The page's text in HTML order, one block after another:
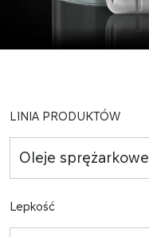
LINIA PRODUKTÓW
Oleje sprężarkowe
Lepkość